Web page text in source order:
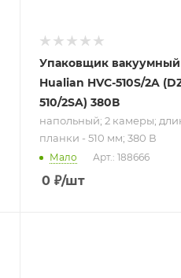
Упаковщик вакуумный
Hualian HVC-510S/2A
510/2SA) 380В
напольный; 2 камеры;
планки - 510 мм; 380 В
Мало Арт.: 188666
0 ₽/шт